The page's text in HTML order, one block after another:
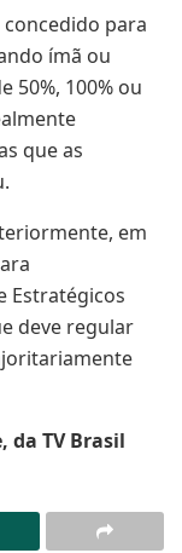
para
ímã ou
50%, 100% ou
que as
em
Estratégicos
deve regular
da TV Brasil